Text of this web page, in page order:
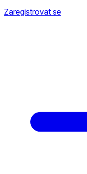
Zaregistrovat se